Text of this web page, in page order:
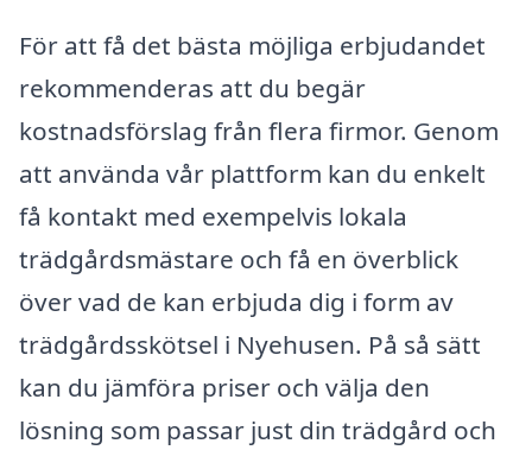
För att få det bästa möjliga erbjudandet
rekommenderas att du begär
kostnadsförslag från flera firmor. Genom
att använda vår plattform kan du enkelt
få kontakt med exempelvis lokala
trädgårdsmästare och få en överblick
över vad de kan erbjuda dig i form av
trädgårdsskötsel i Nyehusen. På så sätt
kan du jämföra priser och välja den
lösning som passar just din trädgård och